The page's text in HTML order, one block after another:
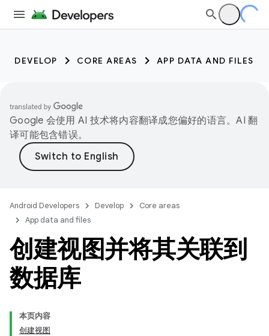
DEVELOP CORE AREAS APP DATA AND FILES
Google 会使用 AI 技术将内容翻译成您偏好的语言。AI 翻
译可能包含错误。
Android Developers Develop
Core areas
App data and files
创建视图并将其关联到
数据库
本页内容
创建视图